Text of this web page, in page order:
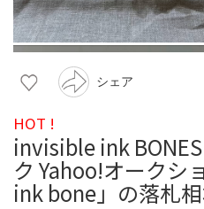
シェア
HOT !
invisible ink
ク Yahoo!オークシ
ink bone」の落札